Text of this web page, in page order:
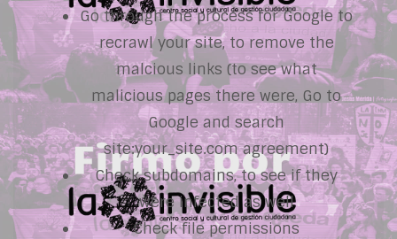
Go through the process for Google to
recrawl your site, to remove the
malcious links (to see what
malicious pages there were, Go to
Google and search
site:your_site.com agreement)
Check subdomains, to see if they
were infected as well
Check file permissions